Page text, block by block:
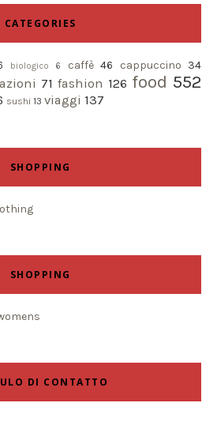
CATEGORIES
biologico 6 caffè 46 cappuccino 34
71 fashion 126 food 552
sushi 13 viaggi 137
SHOPPING
SHOPPING
DI CONTATTO